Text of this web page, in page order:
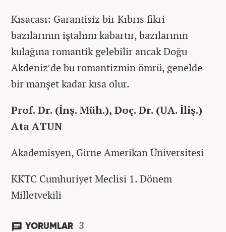
Kısacası: Garantisiz bir Kıbrıs fikri
bazılarının iştahını kabartır, bazılarının
kulağına romantik gelebilir ancak Doğu
Akdeniz’de bu romantizmin ömrü, genelde
bir manşet kadar kısa olur.
Prof. Dr. (İnş. Müh.), Doç. Dr. (UA. İliş.)
Ata ATUN
Akademisyen, Girne Amerikan Üniversitesi
KKTC Cumhuriyet Meclisi 1. Dönem
Milletvekili
YORUMLAR 3